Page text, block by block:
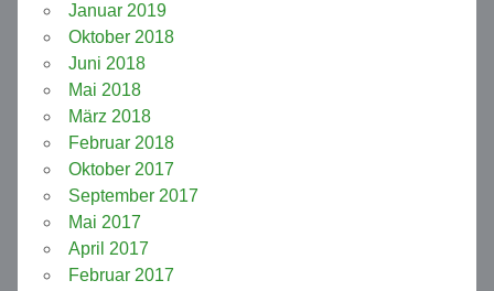
Januar 2019
Oktober 2018
Juni 2018
Mai 2018
März 2018
Februar 2018
Oktober 2017
September 2017
Mai 2017
April 2017
Februar 2017